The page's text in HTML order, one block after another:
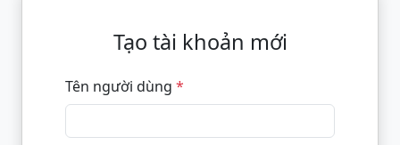
Tạo tài khoản mới
Tên người dùng *